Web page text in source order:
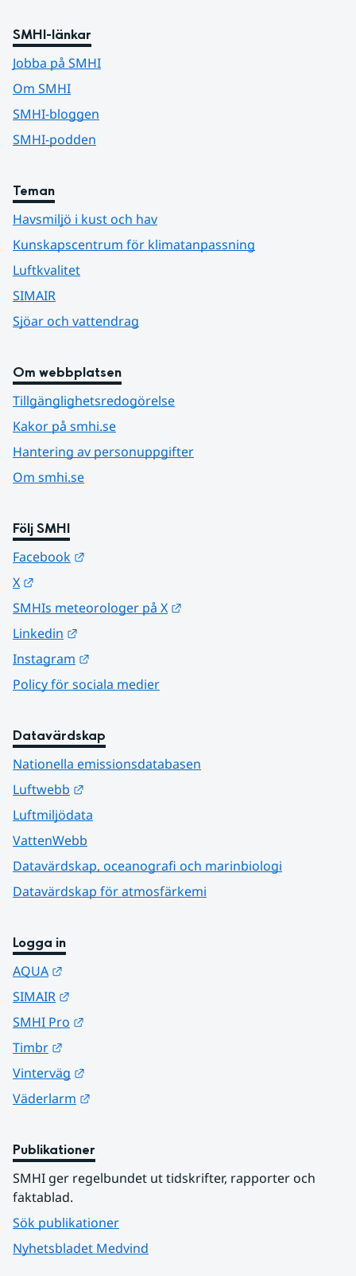
SMHI-länkar
Jobba på SMHI
Om SMHI
SMHI-bloggen
SMHI-podden
Teman
Havsmiljö i kust och hav
Kunskapscentrum för klimatanpassning
Luftkvalitet
SIMAIR
Sjöar och vattendrag
Om webbplatsen
Tillgänglighetsredogörelse
Kakor på smhi.se
Hantering av personuppgifter
Om smhi.se
Följ SMHI
Facebook
X
SMHIs meteorologer på X
Linkedin
Instagram
Policy för sociala medier
Datavärdskap
Nationella emissionsdatabasen
Luftwebb
Luftmiljödata
VattenWebb
Datavärdskap, oceanografi och marinbiologi
Datavärdskap för atmosfärkemi
Logga in
AQUA
SIMAIR
SMHI Pro
Timbr
Vinterväg
Väderlarm
Publikationer
SMHI ger regelbundet ut tidskrifter, rapporter och
faktablad.
Sök publikationer
Nyhetsbladet Medvind